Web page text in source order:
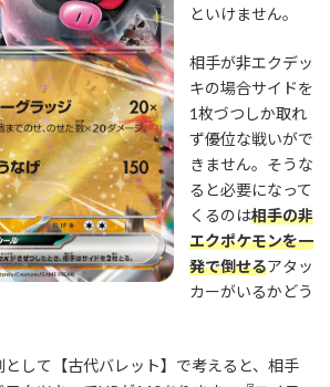
といけません。
相手が非エクデッ
キの場合サイドを
1枚づつしか取れ
ず優位な戦いがで
きません。そうな
ると必要になって
くるのは相手の非
エクポケモンを一
発で倒せるアタッ
カーがいるかどう
して【古代バレット】で考えると、相手